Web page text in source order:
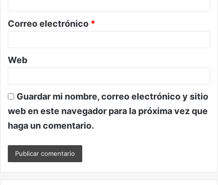
o
*
Correo electrónico *
Web
Guardar mi nombre, correo electrónico y sitio
web en este navegador para la próxima vez que
haga un comentario.